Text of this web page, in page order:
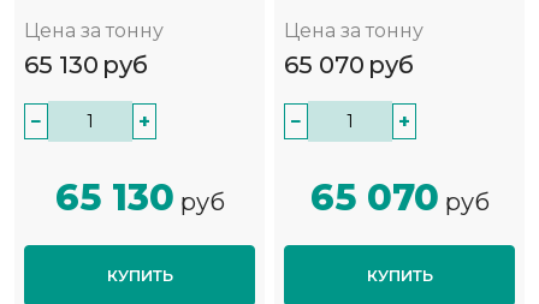
Цена за тонну
65 130 руб
− +
65 130 руб
КУПИТЬ
Цена за тонну
65 070 руб
− +
65 070 руб
КУПИТЬ